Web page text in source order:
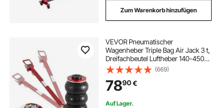
Zum Warenkorb hinzufügen
VEVOR Pneumatischer
Wagenheber Triple Bag Air Jack 3 t,
Dreifachbeutel Luftheber 140-450
mm Hubhöhe Airbag
Luftwagenheber, 3-5 s Hub
Luftheber mit langem Griff,
Wagenheberreparatur Pkw, Lkw
(669)
7890€
Auf Lager.